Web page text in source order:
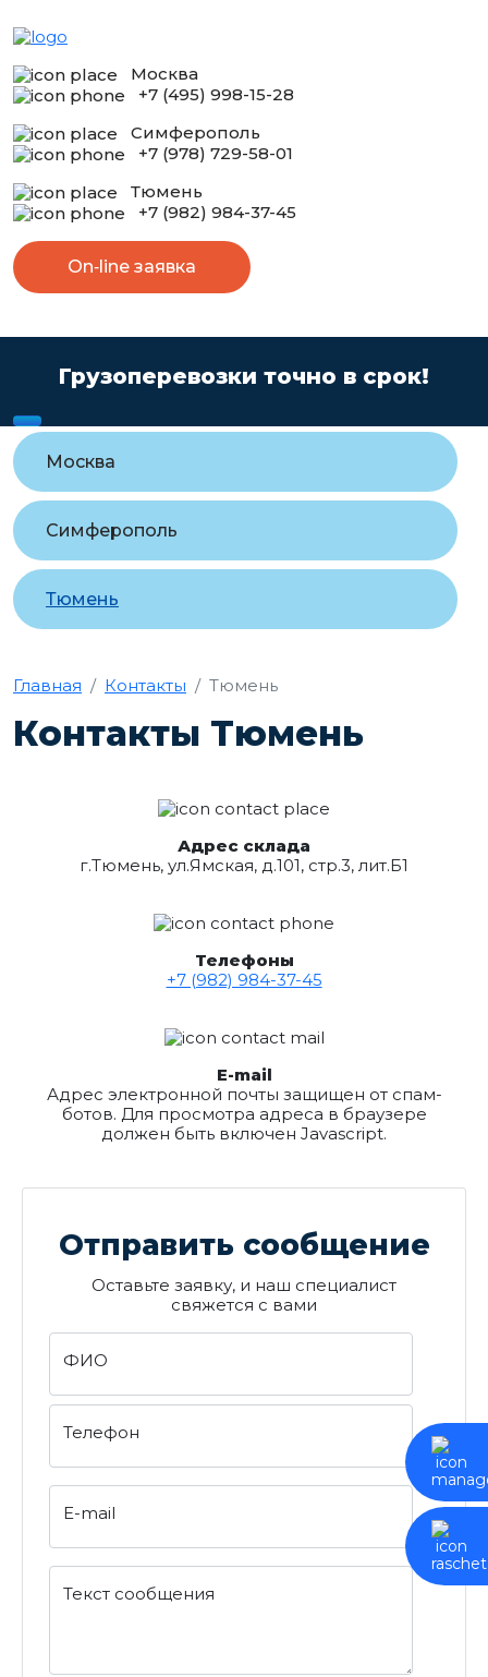
Москва
+7 (495) 998-15-28
Симферополь
+7 (978) 729-58-01
Тюмень
+7 (982) 984-37-45
On‑line заявка
Грузоперевозки точно в срок!
Москва
Симферополь
Тюмень
Главная Контакты Тюмень
Контакты Тюмень
Адрес склада
г.Тюмень, ул.Ямская, д.101, стр.3, лит.Б1
Телефоны
+7 (982) 984-37-45
E-mail
Адрес электронной почты защищен от спам-
ботов. Для просмотра адреса в браузере
должен быть включен Javascript.
Отправить сообщение
Оставьте заявку, и наш специалист
свяжется с вами
ФИО
Телефон
E-mail
Текст сообщения